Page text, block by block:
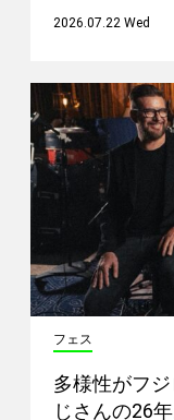
2026.07.22 Wed
フェス
多様性がフ
じさんの26